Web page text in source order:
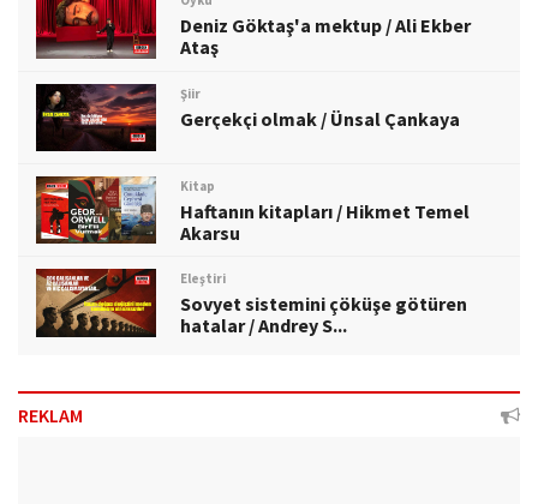
Deniz Göktaş'a mektup / Ali Ekber
Ataş
Şiir
Gerçekçi olmak / Ünsal Çankaya
Kitap
Haftanın kitapları / Hikmet Temel
Akarsu
Eleştiri
Sovyet sistemini çöküşe götüren
hatalar / Andrey S...
REKLAM